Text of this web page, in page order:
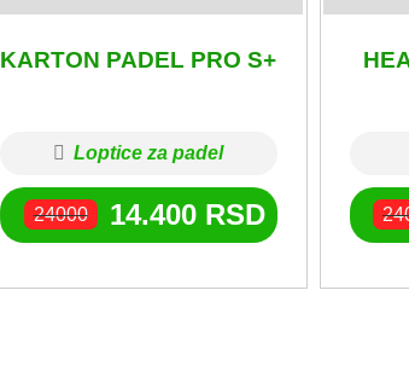
KARTON PADEL PRO S+
Loptice za padel
24000 14.400 RSD